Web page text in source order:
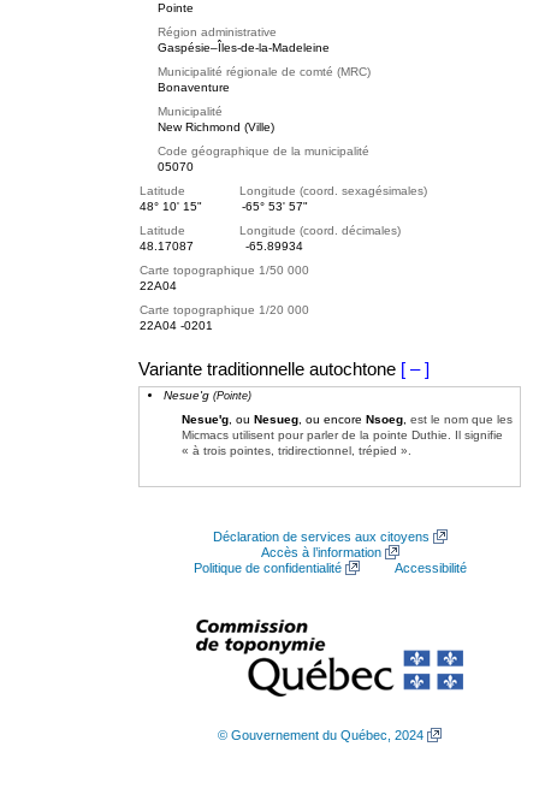
Pointe
Région administrative
Gaspésie–Îles-de-la-Madeleine
Municipalité régionale de comté (MRC)
Bonaventure
Municipalité
New Richmond (Ville)
Code géographique de la municipalité
05070
Latitude Longitude (coord. sexagésimales)
48° 10' 15"
-65° 53' 57"
Latitude Longitude (coord. décimales)
48.17087
-65.89934
Carte topographique 1/50 000
22A04
Carte topographique 1/20 000
22A04 -0201
Variante traditionnelle autochtone [ – ]
Nesue'g (Pointe)
Nesue'g , ou Nesueg , ou encore Nsoeg est le nom que les
Micmacs utilisent pour parler de la pointe Duthie. Il signifie
« à trois pointes, tridirectionnel, trépied ».
Déclaration de services aux citoyens
Accès à l’information
Politique de confidentialité
Accessibilité
© Gouvernement du Québec, 2024